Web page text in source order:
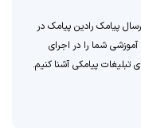
پیامک رادین پیامک در
شما را در اجرای
تبلیغات پیامکی آشنا کنیم.